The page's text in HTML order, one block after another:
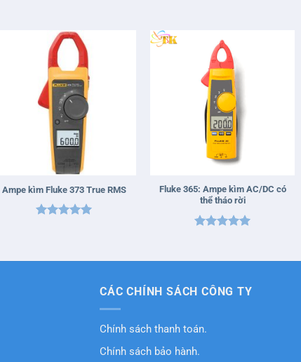
Ampe kìm Fluke 373 True RMS
Fluke 365: Ampe kìm AC/DC có
thể tháo rời
sao
CÁC CHÍNH SÁCH CÔNG TY
Chính sách thanh toán.
Chính sách bảo hành.